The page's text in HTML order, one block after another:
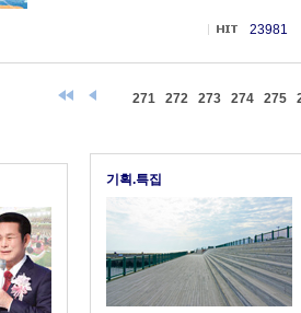
23981
271 272 273 274 275
기획.특집